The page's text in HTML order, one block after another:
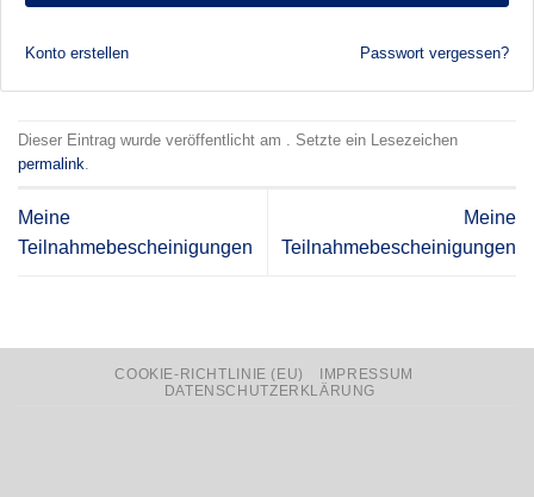
Konto erstellen Passwort vergessen?
Dieser Eintrag wurde veröffentlicht am . Setzte ein Lesezeichen
permalink.
Meine
Teilnahmebescheinigungen
Meine
Teilnahmebescheinigungen
COOKIE-RICHTLINIE (EU)
IMPRESSUM
DATENSCHUTZERKLÄRUNG